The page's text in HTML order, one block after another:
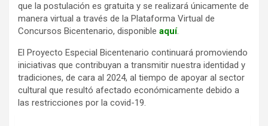
que la postulación es gratuita y se realizará únicamente de
manera virtual a través de la Plataforma Virtual de
Concursos Bicentenario, disponible aquí.
El Proyecto Especial Bicentenario continuará promoviendo
iniciativas que contribuyan a transmitir nuestra identidad y
tradiciones, de cara al 2024, al tiempo de apoyar al sector
cultural que resultó afectado económicamente debido a
las restricciones por la covid-19.